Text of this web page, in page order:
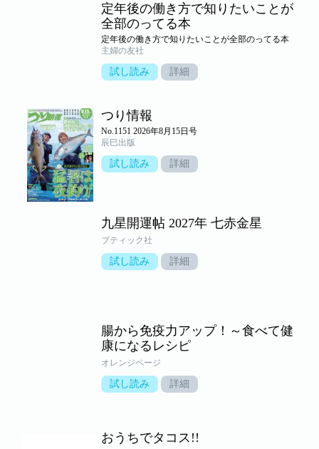
定年後の働き方で知りたいことが
全部のってる本
定年後の働き方で知りたいことが全部のってる本
主婦の友社
試し読み 詳細
つり情報
No.1151 2026年8月15日号
辰巳出版
試し読み 詳細
九星開運帖 2027年 七赤金星
ブティック社
試し読み 詳細
腸から免疫力アップ！～食べて健
康になるレシピ
オレンジページ
試し読み 詳細
おうちでタコス!!